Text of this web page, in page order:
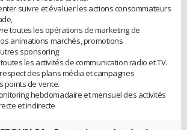
suivre et évaluer les actions consommateurs
toutes les opérations de marketing de
animations marchés, promotions
sponsoring
les activités de communication radio et TV.
des plans média et campagnes
points de vente.
hebdomadaire et mensuel des activités
et indirecte